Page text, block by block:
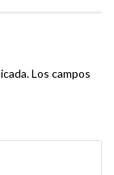
Los campos